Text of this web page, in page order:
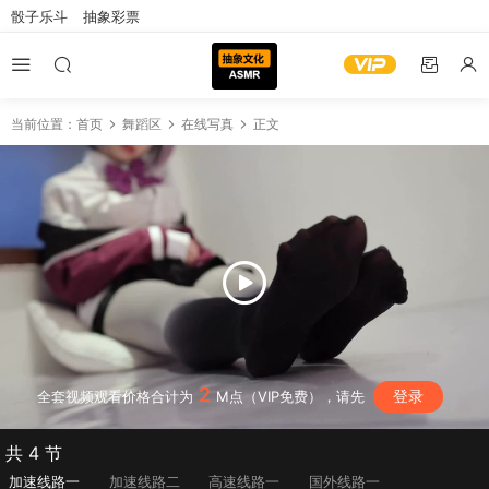
骰子乐斗 抽象彩票
当前位置： 首页 舞蹈区 在线写真 正文
全套视频观看价格合计为 2 M点（VIP免费），请先 登录
共 4 节
加速线路一 加速线路二 高速线路一 国外线路一